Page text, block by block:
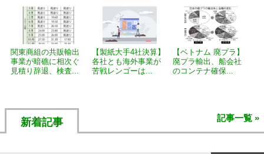
関東商組の共販輸出
事業が暗礁に相次ぐ
見積り辞退、検査...
【製紙大手4社決算】
各社とも海外事業が
苦戦レンゴーは...
【ベトナム 廃プラ】
廃プラ輸出、船会社
のコンテナ確保...
新着記事 記事一覧 »